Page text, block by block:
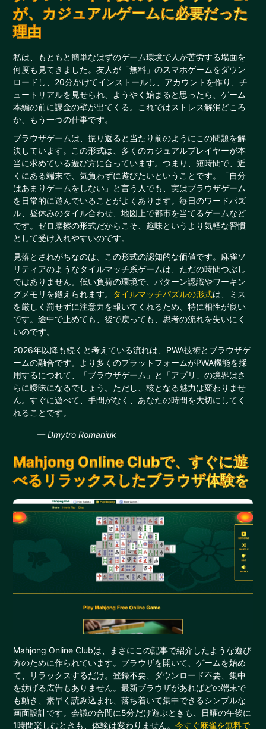
が、カジュアルゲームに必要だった
理由
私は、もともと簡単なはずのゲーム環境で人が苦労する場面を
何度も見てきました。友人が「無料」のスマホゲームをダウン
ロードし、20分かけてインストールし、アカウントを作り、チ
ュートリアルを見せられ、ようやく始まると思ったら、ゲーム
本編の前に課金の壁が出てくる。これではストレス解消どころ
か、もう一つの仕事です。
ブラウザゲームは、振り返ると当たり前のようにこの問題を解
決しています。この形式は、多くのカジュアルプレイヤーが本
当に求めている遊び方に合っています。つまり、短時間で、近
くにある端末で、気負わずに遊びたいということです。「自分
はあまりゲームをしない」と言う人でも、実はブラウザゲーム
を日常的に遊んでいることがよくあります。毎日のワードパズ
ル、昼休みのタイル合わせ、地図上で都市を当てるゲームなど
です。ゼロ摩擦の形式だからこそ、趣味というより気軽な習慣
として受け入れやすいのです。
見落とされがちなのは、この形式の認知的な価値です。麻雀ソ
リティアのようなタイルマッチ系ゲームは、ただの時間つぶし
ではありません。低い負荷の環境で、パターン認識やワーキン
グメモリを鍛えられます。 タイルマッチパズルの形式は、ミス
を厳しく罰せずに注意力を報いてくれるため、特に相性が良い
です。途中で止めても、後で戻っても、思考の流れを失いにく
いのです。
2026年以降も続くと考えている流れは、PWA技術とブラウザゲ
ームの融合です。より多くのプラットフォームがPWA機能を採
用するにつれて、「ブラウザゲーム」と「アプリ」の境界はさ
らに曖昧になるでしょう。ただし、核となる魅力は変わりませ
ん。すぐに遊べて、手間がなく、あなたの時間を大切にしてく
れることです。
— Dmytro Romaniuk
Mahjong Online Clubで、すぐに遊
べるリラックスしたブラウザ体験を
Mahjong Online Clubは、まさにこの記事で紹介したような遊び
方のために作られています。ブラウザを開いて、ゲームを始め
て、リラックスするだけ。登録不要、ダウンロード不要、集中
を妨げる広告もありません。最新ブラウザがあればどの端末で
も動き、素早く読み込まれ、落ち着いて集中できるシンプルな
画面設計です。会議の合間に5分だけ遊ぶときも、日曜の午後に
1時間楽しむときも、体験は変わりません。今すぐ麻雀を無料で